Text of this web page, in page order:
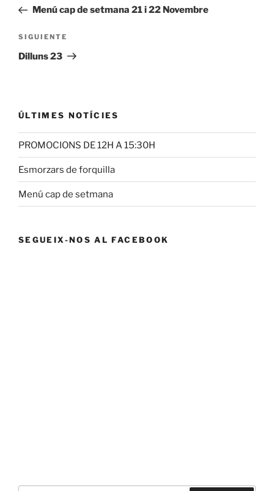
entradas
anterior:
Menú cap de setmana 21 i 22 Novembre
Siguiente
entrada
SIGUIENTE
Dilluns 23
ÚLTIMES NOTÍCIES
PROMOCIONS DE 12H A 15:30H
Esmorzars de forquilla
Menú cap de setmana
SEGUEIX-NOS AL FACEBOOK